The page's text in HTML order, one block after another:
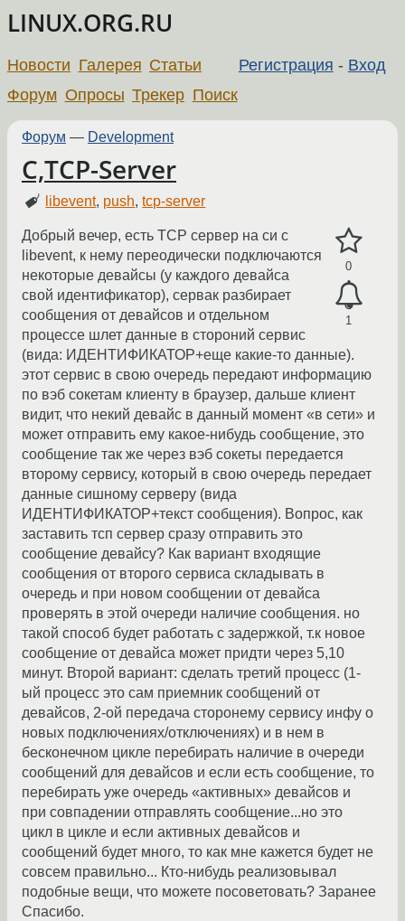
LINUX.ORG.RU
Регистрация - Вход
Новости Галерея Статьи
Форум Опросы Трекер Поиск
Форум — Development
C,TCP-Server
libevent, push,tcp-server
0
1
Добрый вечер, есть TCP сервер на си с
libevent, к нему переодически подключаются
некоторые девайсы (у каждого девайса
свой идентификатор), сервак разбирает
сообщения от девайсов и отдельном
процессе шлет данные в стороний сервис
(вида: ИДЕНТИФИКАТОР+еще какие-то данные).
этот сервис в свою очередь передают информацию
по вэб сокетам клиенту в браузер, дальше клиент
видит, что некий девайс в данный момент «в сети» и
может отправить ему какое-нибудь сообщение, это
сообщение так же через вэб сокеты передается
второму сервису, который в свою очередь передает
данные сишному серверу (вида
ИДЕНТИФИКАТОР+текст сообщения). Вопрос, как
заставить тсп сервер сразу отправить это
сообщение девайсу? Как вариант входящие
сообщения от второго сервиса складывать в
очередь и при новом сообщении от девайса
проверять в этой очереди наличие сообщения. но
такой способ будет работать с задержкой, т.к новое
сообщение от девайса может придти через 5,10
минут. Второй вариант: сделать третий процесс (1-
ый процесс это сам приемник сообщений от
девайсов, 2-ой передача сторонему сервису инфу о
новых подключениях/отключениях) и в нем в
бесконечном цикле перебирать наличие в очереди
сообщений для девайсов и если есть сообщение, то
перебирать уже очередь «активных» девайсов и
при совпадении отправлять сообщение...но это
цикл в цикле и если активных девайсов и
сообщений будет много, то как мне кажется будет не
совсем правильно... Кто-нибудь реализовывал
подобные вещи, что можете посоветовать? Заранее
Спасибо.